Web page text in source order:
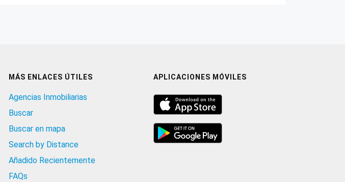
MÁS ENLACES ÚTILES
Agencias Inmobiliarias
Buscar
Buscar en mapa
Search by Distance
Añadido Recientemente
FAQs
APLICACIONES MÓVILES